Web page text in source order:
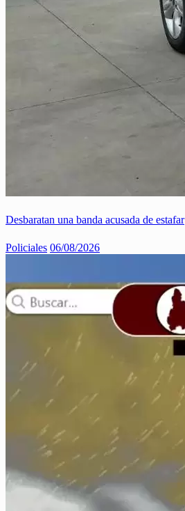
Desbaratan una banda acusada de estafar
Policiales 06/08/2026